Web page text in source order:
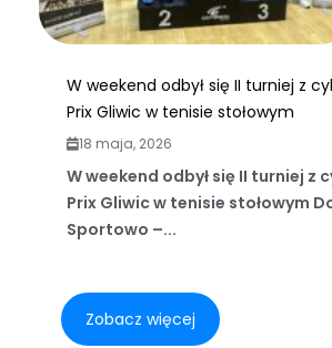
W weekend odbył się II turniej z
Prix Gliwic w tenisie stołowym
18 maja, 2026
W weekend odbył się II turniej z
Prix Gliwic w tenisie stołowym
Sportowo –...
Zobacz więcej